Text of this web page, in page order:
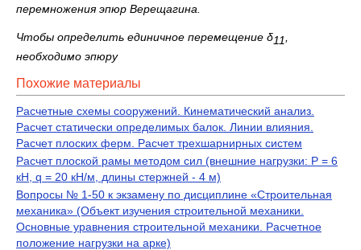
перемножения эпюр Верещагина.
Чтобы определить единичное перемещение δ11
необходимо эпюру
Похожие материалы
Расчетные схемы сооружений. Кинематический анализ.
Расчет статически определимых балок. Линии влияния.
Расчет плоских ферм. Расчет трехшарнирных систем
Расчет плоской рамы методом сил (внешние нагрузки: Р = 6
кН, q = 20 кН/м, длины стержней - 4 м)
Вопросы № 1-50 к экзамену по дисциплине «Строительная
механика» (Объект изучения строительной механики.
Основные уравнения строительной механики. Расчетное
положение нагрузки на арке)